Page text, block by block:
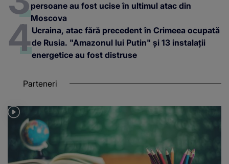
persoane au fost ucise în ultimul atac din
Moscova
Ucraina, atac fără precedent în Crimeea ocupată
de Rusia. "Amazonul lui Putin" și 13 instalații
energetice au fost distruse
Parteneri